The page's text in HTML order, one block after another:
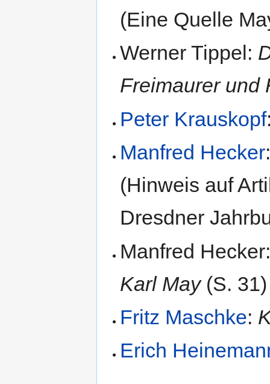
(Eine Quelle
Werner Tippel:
Freimaurer und
Peter Krauskopf
Manfred Hecker
(Hinweis auf
Dresdner
Manfred
Karl May(S. 31)
Fritz Maschke:
Erich